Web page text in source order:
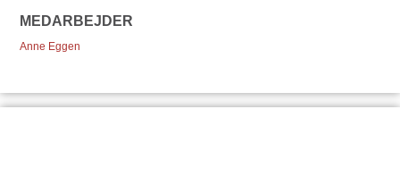
MEDARBEJDER
Anne Eggen